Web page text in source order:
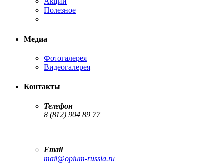
Полезное
Медиа
Фотогалерея
Видеогалерея
Контакты
Телефон
8 (812) 904 89 77
Email
mail@opium-russia.ru